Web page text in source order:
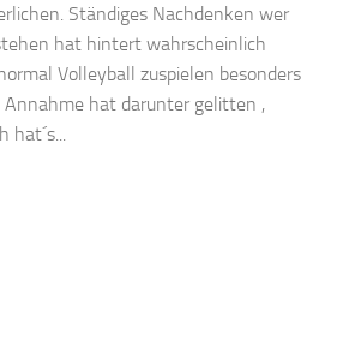
Ständiges Nachdenken wer
hat hintert wahrscheinlich
Volleyball zuspielen besonders
Annahme hat darunter gelitten ,
hat´s...